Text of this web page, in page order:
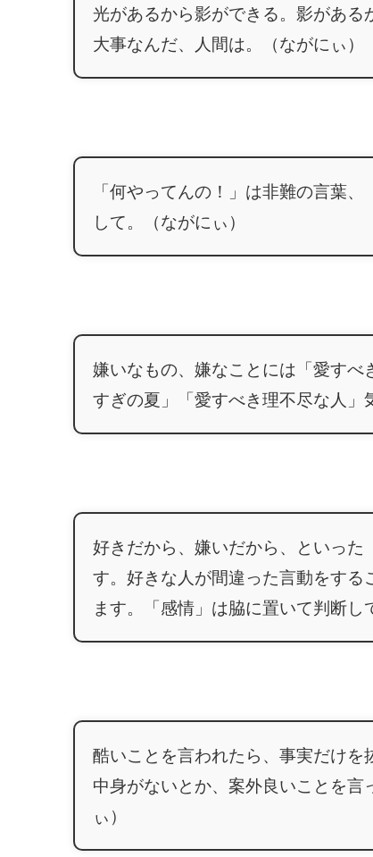
光があるから影ができる。影があ
大事なんだ、人間は。（ながにぃ）
「何やってんの！」は非難の言葉
して。（ながにぃ）
嫌いなもの、嫌なことには「愛す
すぎの夏」「愛すべき理不尽な人」
好きだから、嫌いだから、といっ
す。好きな人が間違った言動をす
ます。「感情」は脇に置いて判断し
酷いことを言われたら、事実だけ
中身がないとか、案外良いことを
ぃ）